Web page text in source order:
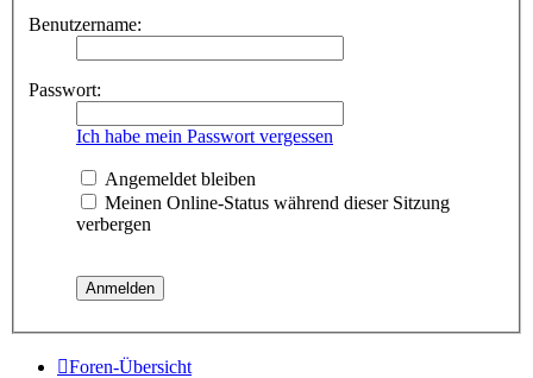
Benutzername:
Passwort:
Ich habe mein Passwort vergessen
Angemeldet bleiben
Meinen Online-Status während dieser Sitzung
verbergen
Foren-Übersicht